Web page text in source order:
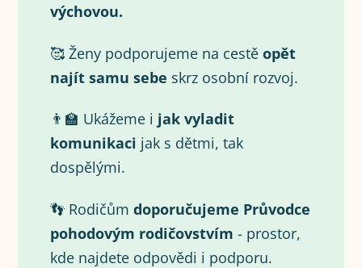
výchovou.
🥰 Ženy podporujeme na cestěopět
najít samu sebe skrz osobní rozvoj.
👨‍🏫 Ukážeme i jak vyladit
komunikaci jak s dětmi, tak
dospělými.
👣 Rodičůmdoporučujeme Průvodce
pohodovým rodičovstvím - prostor,
kde najdete odpovědi i podporu.